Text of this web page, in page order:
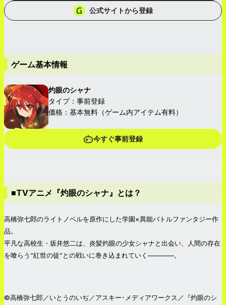
公式サイトから登録
ゲーム基本情報
灼眼のシャナ
タイプ：事前登録
価格：基本無料（ゲーム内アイテム有料）
今すぐ事前登録
■TVアニメ『灼眼のシャナ』とは？
高橋弥七郎のライトノベルを原作にした学園×異能バトルファンタジー作
品。
平凡な高校生・坂井悠二は、炎髪灼眼の少女シャナと出会い、人間の存在
を喰らう“紅世の徒”との戦いに巻き込まれていく————。
©高橋弥七郎／いとうのいぢ／アスキー･メディアワークス／『灼眼のシ